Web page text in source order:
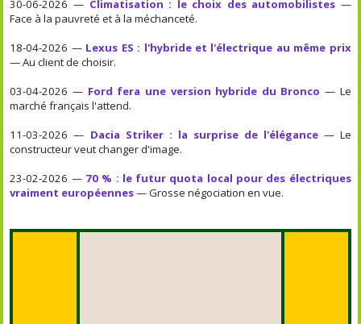
30-06-2026 — Climatisation : le choix des automobilistes —
Face à la pauvreté et à la méchanceté.
18-04-2026 — Lexus ES : l'hybride et l'électrique au même prix
— Au client de choisir.
03-04-2026 — Ford fera une version hybride du Bronco — Le
marché français l'attend.
11-03-2026 — Dacia Striker : la surprise de l'élégance— Le
constructeur veut changer d'image.
23-02-2026 — 70 % : le futur quota local pour des électriques
vraiment européennes— Grosse négociation en vue.